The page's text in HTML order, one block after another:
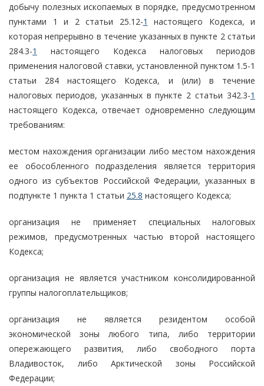
добычу полезных ископаемых в порядке, предусмотренном
пунктами 1 и 2 статьи 25.12-1
настоящего Кодекса, и
которая непрерывно в течение указанных в пункте 2 статьи
284.3-1
настоящего Кодекса налоговых периодов
применения налоговой ставки, установленной пунктом 1.5-1
статьи 284 настоящего Кодекса, и (или) в течение
налоговых периодов, указанных в пункте 2 статьи 342.3-1
настоящего Кодекса, отвечает одновременно следующим
требованиям:
местом нахождения организации либо местом нахождения
ее обособленного подразделения является территория
одного из субъектов Российской Федерации, указанных в
подпункте 1 пункта 1 статьи 25.8 настоящего Кодекса;
организация не применяет специальных налоговых
режимов, предусмотренных частью второй настоящего
Кодекса;
организация не является участником консолидированной
группы налогоплательщиков;
организация не является резидентом особой
экономической зоны любого типа, либо территории
опережающего развития, либо свободного порта
Владивосток, либо Арктической зоны Российской
Федерации;